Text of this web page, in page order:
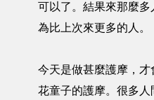
可以了。結果來那麼多
為比上次來更多的人。
今天是做甚麼護摩，
花童子的護摩。很多